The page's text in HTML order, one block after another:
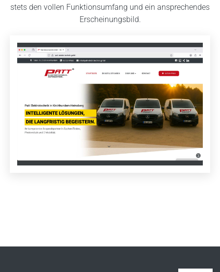
stets den vollen Funktionsumfang und ein ansprechendes
Erscheinungsbild.